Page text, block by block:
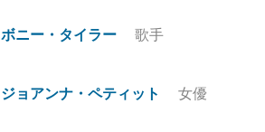
ボニー・タイラー 歌手
ジョアンナ・ペティット 女優